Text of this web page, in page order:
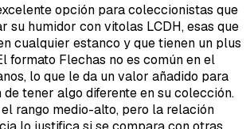
opción para coleccionistas que
su humidor con vitolas LCDH, esas que
cualquier estanco y que tienen un plus
formato Flechas no es común en el
lo que le da un valor añadido para
tener algo diferente en su colección.
rango medio-alto, pero la relación